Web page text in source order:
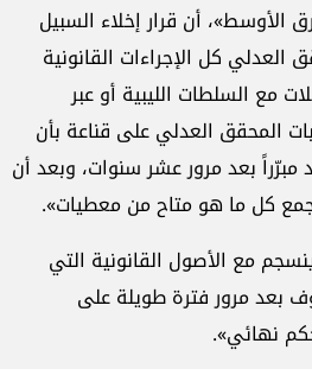
الأوسط»، أن قرار إخلاء السبيل
كل الإجراءات القانونية
مع السلطات الليبية أو عبر
المحقق العدلي على قناعة بأن
مبرّراً بعد مرور عشر سنوات، وبعد أن
كل ما هو متاح من معطيات».
مع الأصول القانونية التي
بعد مرور فترة طويلة على
نهائي».